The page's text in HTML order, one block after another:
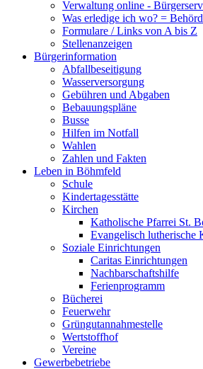
Verwaltung online -
Was erledige ich wo? =
Formulare / Links von A bis Z
Stellenanzeigen
Bürgerinformation
Abfallbeseitigung
Wasserversorgung
Gebühren und Abgaben
Bebauungspläne
Busse
Hilfen im Notfall
Wahlen
Zahlen und Fakten
Leben in Böhmfeld
Schule
Kindertagesstätte
Kirchen
Katholische Pfarrei St.
Evangelisch lutherische
Soziale Einrichtungen
Caritas Einrichtungen
Nachbarschaftshilfe
Ferienprogramm
Bücherei
Feuerwehr
Grüngutannahmestelle
Wertstoffhof
Vereine
Gewerbebetriebe